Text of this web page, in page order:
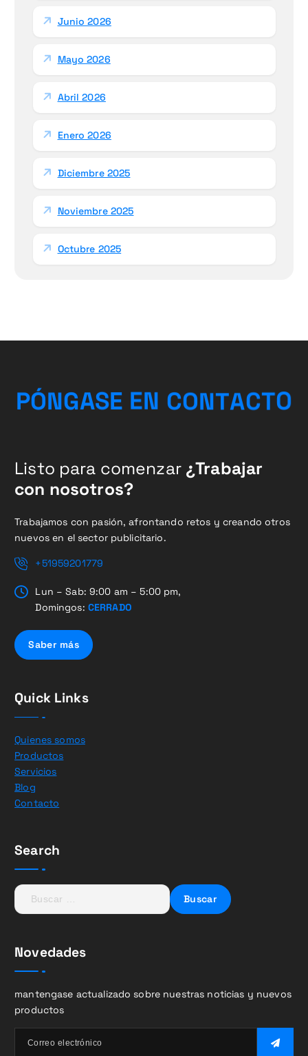
Junio 2026
Mayo 2026
Abril 2026
Enero 2026
Diciembre 2025
Noviembre 2025
Octubre 2025
PÓNGASE EN CONTACTO
Listo para comenzar¿Trabajar
con nosotros?
Trabajamos con pasión, afrontando retos y creando otros
nuevos en el sector publicitario.
+51959201779
Lun – Sab: 9:00 am – 5:00 pm,
Domingos: CERRADO
Saber más
Quick Links
Quienes somos
Productos
Servicios
Blog
Contacto
Search
B
u
a
r
Novedades
mantengase actualizado sobre nuestras noticias y nuevos
productos